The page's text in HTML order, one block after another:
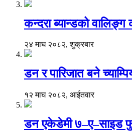
कन्दरा ब्यान्डको
२४ माघ २०८२, शुक्रबार
डन र पारिजात बने
१२ माघ २०८२, आईतवार
डन एकेडेमी ७–ए–साइड